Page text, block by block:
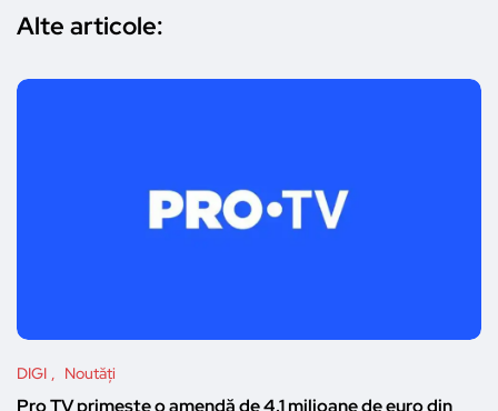
Alte articole:
DIGI Noutăți
Pro TV primește o amendă de 4.1 milioane de euro din